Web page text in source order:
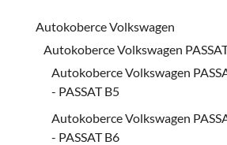
Autokoberce Volkswagen
Autokoberce Volkswagen
Autokoberce Volkswagen
- PASSAT B5
Autokoberce Volkswagen
- PASSAT B6